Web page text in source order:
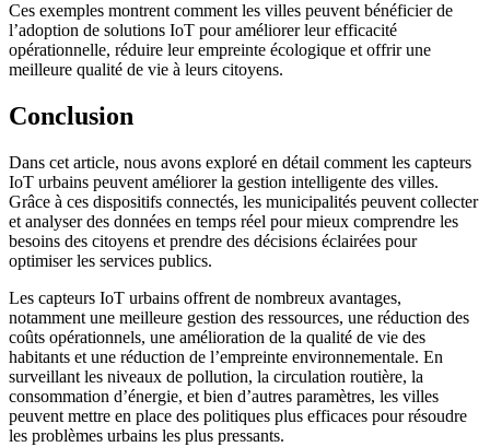
Ces exemples montrent comment les villes peuvent bénéficier de
l’adoption de solutions IoT pour améliorer leur efficacité
opérationnelle, réduire leur empreinte écologique et offrir une
meilleure qualité de vie à leurs citoyens.
Conclusion
Dans cet article, nous avons exploré en détail comment les capteurs
IoT urbains peuvent améliorer la gestion intelligente des villes.
Grâce à ces dispositifs connectés, les municipalités peuvent collecter
et analyser des données en temps réel pour mieux comprendre les
besoins des citoyens et prendre des décisions éclairées pour
optimiser les services publics.
Les capteurs IoT urbains offrent de nombreux avantages,
notamment une meilleure gestion des ressources, une réduction des
coûts opérationnels, une amélioration de la qualité de vie des
habitants et une réduction de l’empreinte environnementale. En
surveillant les niveaux de pollution, la circulation routière, la
consommation d’énergie, et bien d’autres paramètres, les villes
peuvent mettre en place des politiques plus efficaces pour résoudre
les problèmes urbains les plus pressants.